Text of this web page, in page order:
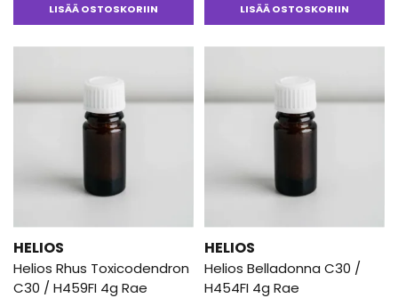
LISÄÄ OSTOSKORIIN LISÄÄ OSTOSKORIIN
HELIOS
Helios Rhus Toxicodendron
C30 / H459FI 4g Rae
HELIOS
Helios Belladonna C30 /
H454FI 4g Rae